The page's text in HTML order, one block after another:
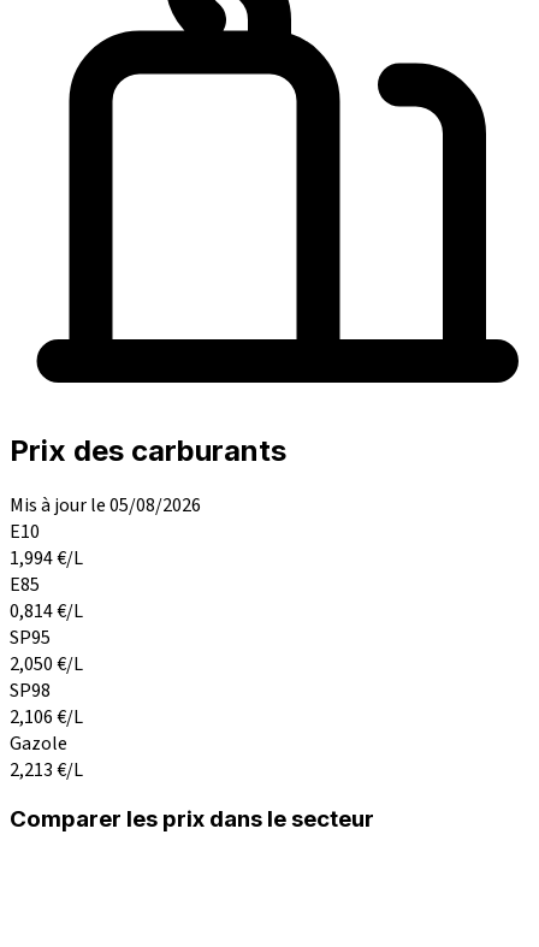
Prix des carburants
Mis à jour le 05/08/2026
E10
1,994€/L
E85
0,814€/L
SP95
2,050€/L
SP98
2,106€/L
Gazole
2,213€/L
Comparer les prix dans le secteur